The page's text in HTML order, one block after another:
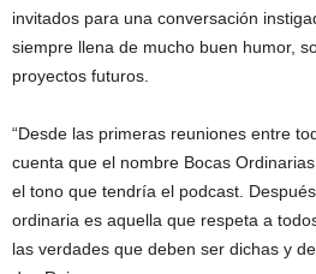
invitados para una conversación
siempre llena de mucho buen humor,
proyectos futuros.
“Desde las primeras reuniones entre
cuenta que el nombre Bocas
el tono que tendría el podcast.
ordinaria es aquella que respeta a
las verdades que deben ser dichas y